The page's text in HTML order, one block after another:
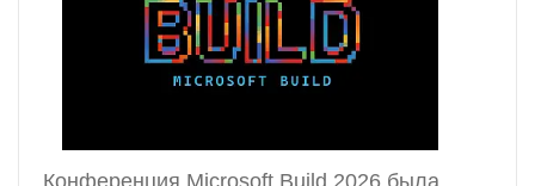
Конференция Microsoft Build 2026 была